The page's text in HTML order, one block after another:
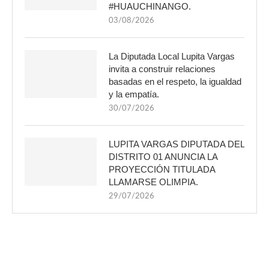
#HUAUCHINANGO.
03/08/2026
La Diputada Local Lupita Vargas
invita a construir relaciones
basadas en el respeto, la igualdad
y la empatía.
30/07/2026
LUPITA VARGAS DIPUTADA DEL
DISTRITO 01 ANUNCIA LA
PROYECCIÓN TITULADA
LLAMARSE OLIMPIA.
29/07/2026